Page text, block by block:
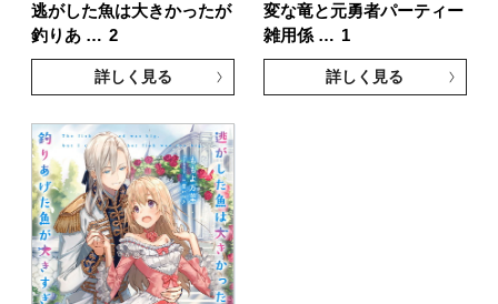
逃がした魚は大きかったが
釣りあ … 2
詳しく見る
変な竜と元勇者パーティー
雑用係 … 1
詳しく見る